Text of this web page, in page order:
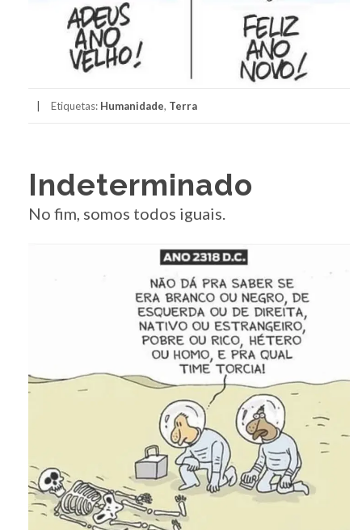
Etiquetas: Humanidade, Terra
Indeterminado
No fim, somos todos iguais.